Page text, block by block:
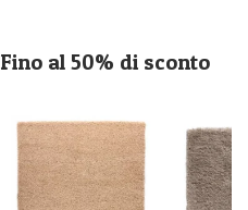
Fino al 50% di sconto